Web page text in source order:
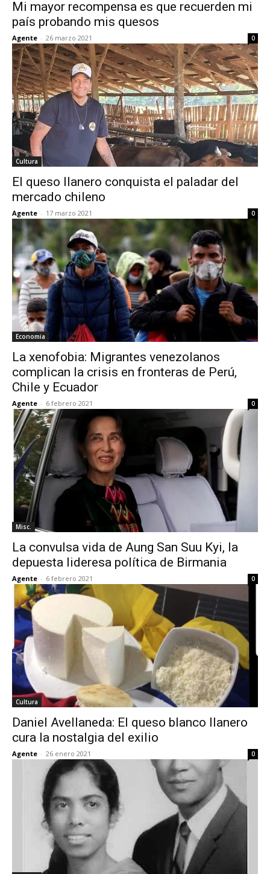
Mi mayor recompensa es que recuerden mi
país probando mis quesos
Agente - 26 marzo 2021 0
Cultura
El queso llanero conquista el paladar del
mercado chileno
Agente - 17 marzo 2021 0
Economia
La xenofobia: Migrantes venezolanos
complican la crisis en fronteras de Perú,
Chile y Ecuador
Agente - 6 febrero 2021 0
Misc.
La convulsa vida de Aung San Suu Kyi, la
depuesta lideresa política de Birmania
Agente - 6 febrero 2021 0
Cultura
Daniel Avellaneda: El queso blanco llanero
cura la nostalgia del exilio
Agente - 26 enero 2021 0